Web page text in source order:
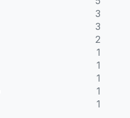
3
3
2
1
1
1
1
1